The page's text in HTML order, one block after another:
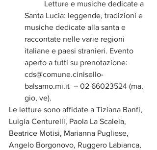
Santa Lucia: leggende, tradizioni e
musiche dedicate alla santa e
raccontate nelle varie regioni
italiane e paesi stranieri. Evento
aperto a tutti su prenotazione:
cds@comune.cinisello-
balsamo.mi.it  – 02 66023524 (ma,
gio, ve).
Le letture sono affidate a Tiziana Banfi,
Luigia Centurelli, Paola La Scaleia,
Beatrice Motisi, Marianna Pugliese,
Angelo Borgonovo, Ruggero Labianca,